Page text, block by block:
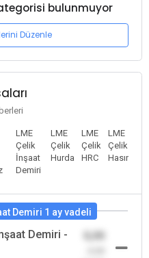
bulunmuyor
Düzenle
LME
Çelik
İnşaat
Demiri
LME
Çelik
Hurda
LME
Çelik
HRC
LME
Çelik
Hasır
Demiri 1 ay vadeli
Demiri -